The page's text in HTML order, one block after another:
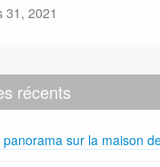
31, 2021
récents
panorama sur la maison